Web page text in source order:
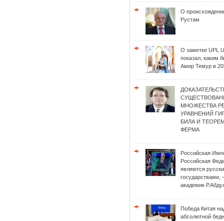
О
Рустам
О заметке UPL
показал, каким
Амир Темур в
МНОЖЕСТВА
УРАВНЕНИЙ
БИЛА И
ФЕРМА
Российская
Российская
являются
государствами,
академик
Победа Китая
абсолютной